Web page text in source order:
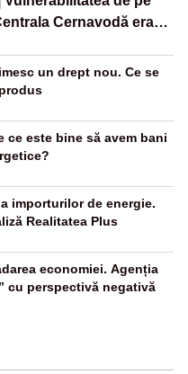
Cernavodă era
un drept nou. Ce se
ce este bine să avem bani
importurilor de energie.
Realitatea Plus
economiei. Agenția
cu perspectivă negativă